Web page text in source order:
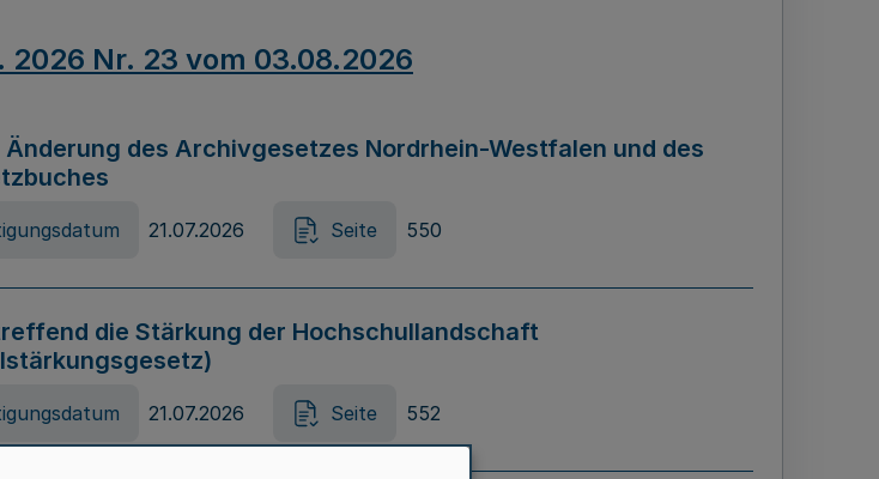
2026 Nr. 23 vom 03.08.2026
Änderung des Archivgesetzes Nordrhein-Westfalen und des
21.07.2026 Seite 550
die Stärkung der Hochschullandschaft
21.07.2026 Seite 552